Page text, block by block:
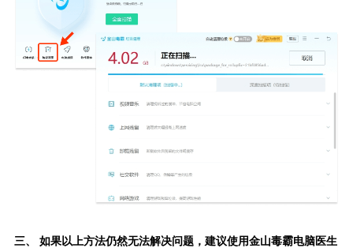
三、 如果以上方法仍然无法解决问题，建议使用金山毒霸电脑医生